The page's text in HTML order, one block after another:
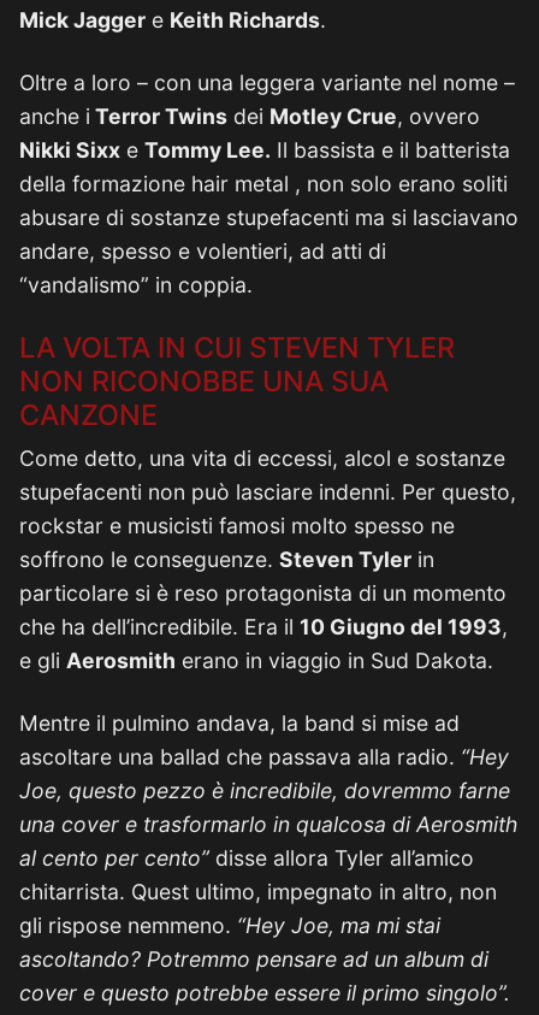
Mick Jagger e Keith Richards.
Oltre a loro – con una leggera variante nel nome –
anche i Terror Twins dei Motley Crue, ovvero
Nikki Sixx e Tommy Lee. Il bassista e il batterista
della formazione hair metal , non solo erano soliti
abusare di sostanze stupefacenti ma si lasciavano
andare, spesso e volentieri, ad atti di
“vandalismo” in coppia.
LA VOLTA IN CUI STEVEN TYLER
NON RICONOBBE UNA SUA
CANZONE
Come detto, una vita di eccessi, alcol e sostanze
stupefacenti non può lasciare indenni. Per questo,
rockstar e musicisti famosi molto spesso ne
soffrono le conseguenze. Steven Tyler in
particolare si è reso protagonista di un momento
che ha dell’incredibile. Era il 10 Giugno del 1993,
e gli Aerosmith erano in viaggio in Sud Dakota.
Mentre il pulmino andava, la band si mise ad
ascoltare una ballad che passava alla radio. “Hey
Joe, questo pezzo è incredibile, dovremmo farne
una cover e trasformarlo in qualcosa di Aerosmith
al cento per cento” disse allora Tyler all’amico
chitarrista. Quest ultimo, impegnato in altro, non
gli rispose nemmeno. “Hey Joe, ma mi stai
ascoltando? Potremmo pensare ad un album di
cover e questo potrebbe essere il primo singolo”.